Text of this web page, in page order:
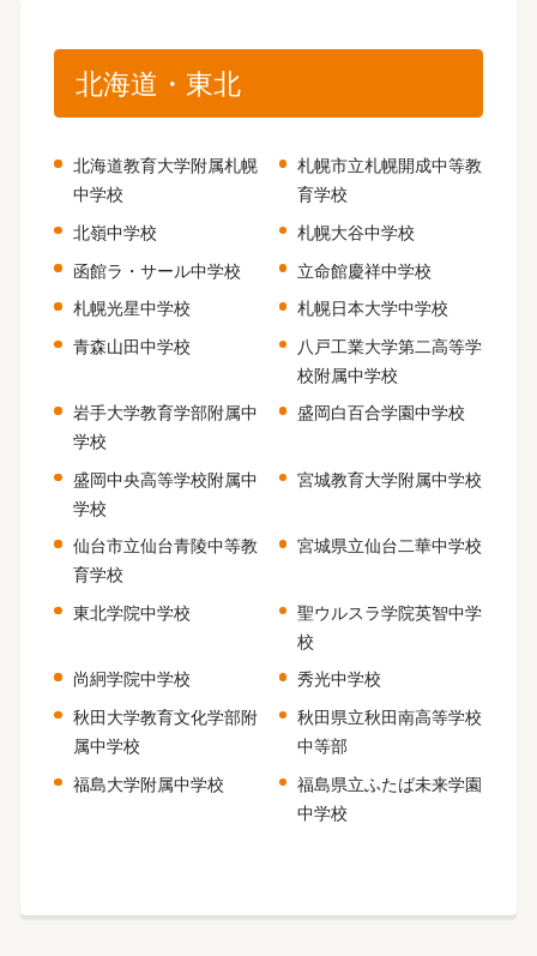
北海道・東北
北海道教育大学附属札幌
中学校
札幌市立札幌開成中等教
育学校
北嶺中学校
札幌大谷中学校
函館ラ・サール中学校
立命館慶祥中学校
札幌光星中学校
札幌日本大学中学校
青森山田中学校
八戸工業大学第二高等学
校附属中学校
岩手大学教育学部附属中
学校
盛岡白百合学園中学校
盛岡中央高等学校附属中
学校
宮城教育大学附属中学校
仙台市立仙台青陵中等教
育学校
宮城県立仙台二華中学校
東北学院中学校
聖ウルスラ学院英智中学
校
尚絅学院中学校
秀光中学校
秋田大学教育文化学部附
属中学校
秋田県立秋田南高等学校
中等部
福島大学附属中学校
福島県立ふたば未来学園
中学校